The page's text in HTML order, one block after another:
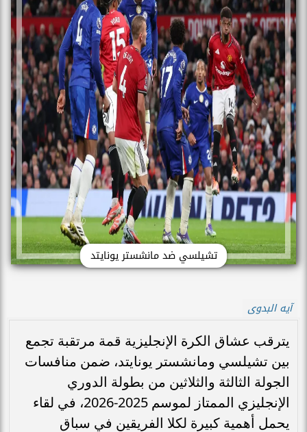
تشيلسي ضد مانشستر يونايتد
آيه البدوى
يترقب عشاق الكرة الإنجليزية قمة مرتقبة تجمع
بين تشيلسي ومانشستر يونايتد، ضمن منافسات
الجولة الثالثة والثلاثين من بطولة الدوري
الإنجليزي الممتاز لموسم 2025-2026، في لقاء
يحمل أهمية كبيرة لكلا الفريقين في سباق